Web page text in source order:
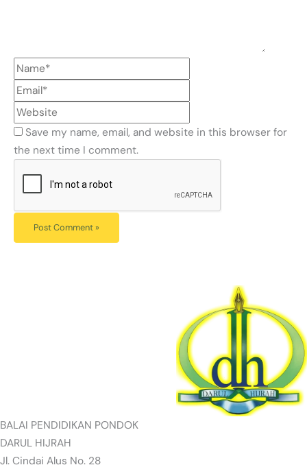
Save my name, email, and website in this browser for
the next time I comment.
BALAI PENDIDIKAN PONDOK
DARUL HIJRAH
Jl. Cindai Alus No. 28